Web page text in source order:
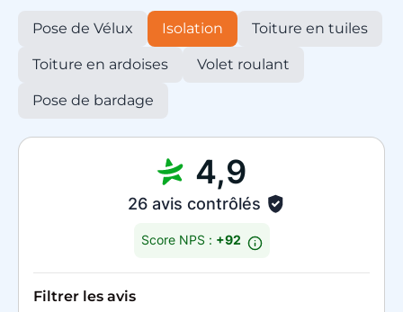
Pose de Vélux Isolation Toiture en tuiles
Toiture en ardoises Volet roulant
Pose de bardage
4,9
26 avis contrôlés
Score NPS : +92
Filtrer les avis